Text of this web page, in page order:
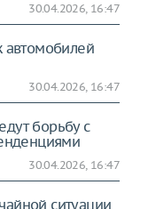
30.04.2026, 16:47
30.04.2026, 16:47
борьбу с
30.04.2026, 16:47
ситуации